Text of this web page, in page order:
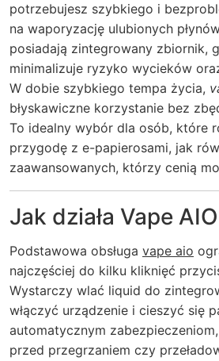
potrzebujesz szybkiego i
na waporyzację ulubionych
posiadają zintegrowany zbiornik,
minimalizuje ryzyko wycieków
W dobie szybkiego tempa życia,
błyskawiczne korzystanie bez
To idealny wybór dla osób, które
przygodę z e-papierosami, jak
zaawansowanych, którzy cenią
Jak działa Vape
Podstawowa obsługa vape aio
najczęściej do kilku kliknięć
Wystarczy wlać liquid do
włączyć urządzenie i cieszyć się
automatycznym
przed przegrzaniem czy